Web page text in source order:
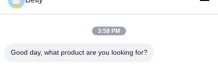
forgiare il fronte di un individuo, rendentegli una forma più sicura
del controllo di accesso.
3:58 PM
Good day, what product are you looking for?